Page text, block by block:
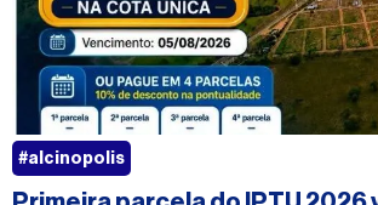
#alcinopolis